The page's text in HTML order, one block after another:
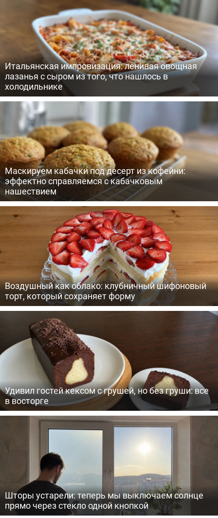
Итальянская импровизация: ленивая овощная
лазанья с сыром из того, что нашлось в
холодильнике
Маскируем кабачки под десерт из кофейни:
эффектно справляемся с кабачковым
нашествием
Воздушный как облако: клубничный шифоновый
торт, который сохраняет форму
Удивил гостей кексом с грушей, но без груши: все
в восторге
Шторы устарели: теперь мы выключаем солнце
прямо через стекло одной кнопкой